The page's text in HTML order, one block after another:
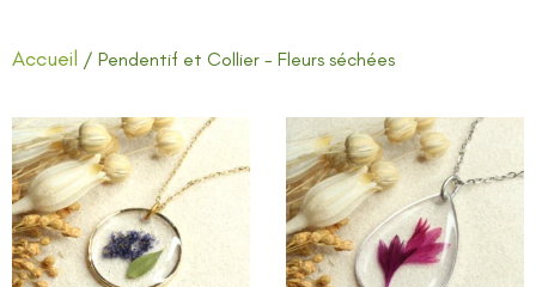
Accueil / Pendentif et Collier - Fleurs séchées